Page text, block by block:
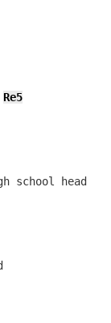
Re5
school head